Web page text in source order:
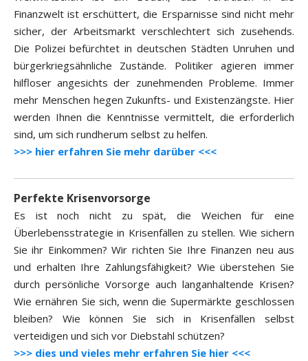
Finanzwelt ist erschüttert, die Ersparnisse sind nicht mehr
sicher, der Arbeitsmarkt verschlechtert sich zusehends.
Die Polizei befürchtet in deutschen Städten Unruhen und
bürgerkriegsähnliche Zustände. Politiker agieren immer
hilfloser angesichts der zunehmenden Probleme. Immer
mehr Menschen hegen Zukunfts- und Existenzängste. Hier
werden Ihnen die Kenntnisse vermittelt, die erforderlich
sind, um sich rundherum selbst zu helfen.
>>> hier erfahren Sie mehr darüber <<<
Perfekte Krisenvorsorge
Es ist noch nicht zu spät, die Weichen für eine
Überlebensstrategie in Krisenfällen zu stellen. Wie sichern
Sie ihr Einkommen? Wir richten Sie Ihre Finanzen neu aus
und erhalten Ihre Zahlungsfähigkeit? Wie überstehen Sie
durch persönliche Vorsorge auch langanhaltende Krisen?
Wie ernähren Sie sich, wenn die Supermärkte geschlossen
bleiben? Wie können Sie sich in Krisenfällen selbst
verteidigen und sich vor Diebstahl schützen?
>>> dies und vieles mehr erfahren Sie hier <<<